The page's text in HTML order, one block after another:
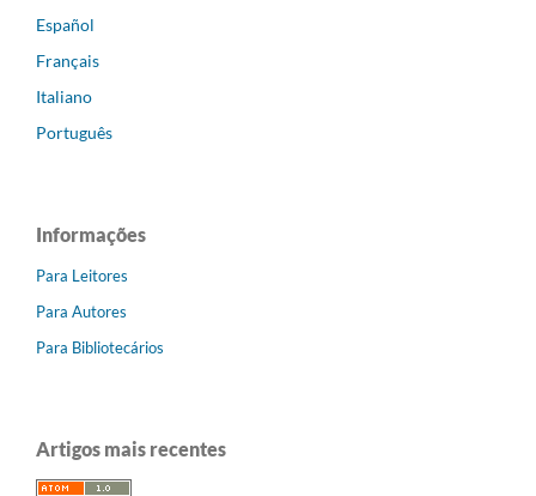
Español
Français
Italiano
Português
Informações
Para Leitores
Para Autores
Para Bibliotecários
Artigos mais recentes